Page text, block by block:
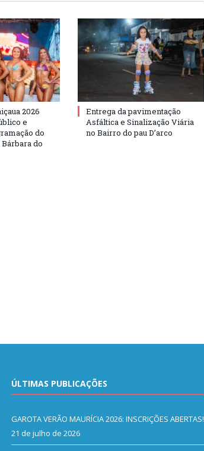
2026
e
do
do
Entrega da pavimentação
Asfáltica e Sinalização Viária
no Bairro do pau D’arco
ÚLTIMAS PUBLICAÇÕES
GAROTA VERÃO MAURÍCIA 2026: INSCRIÇÕES ABERTAS!
21 de julho de 2026